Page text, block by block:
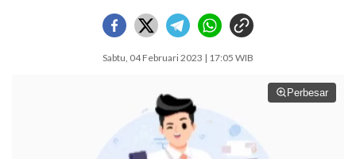
Sabtu, 04 Februari 2023 | 17:05 WIB
Perbesar